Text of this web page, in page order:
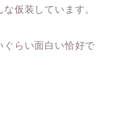
仮装しています。
ぐらい面白い恰好で